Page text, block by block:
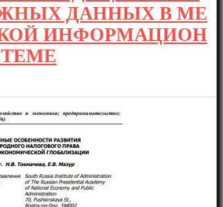
ДАННЫХ В МЕ
ИНФОРМАЦИОН